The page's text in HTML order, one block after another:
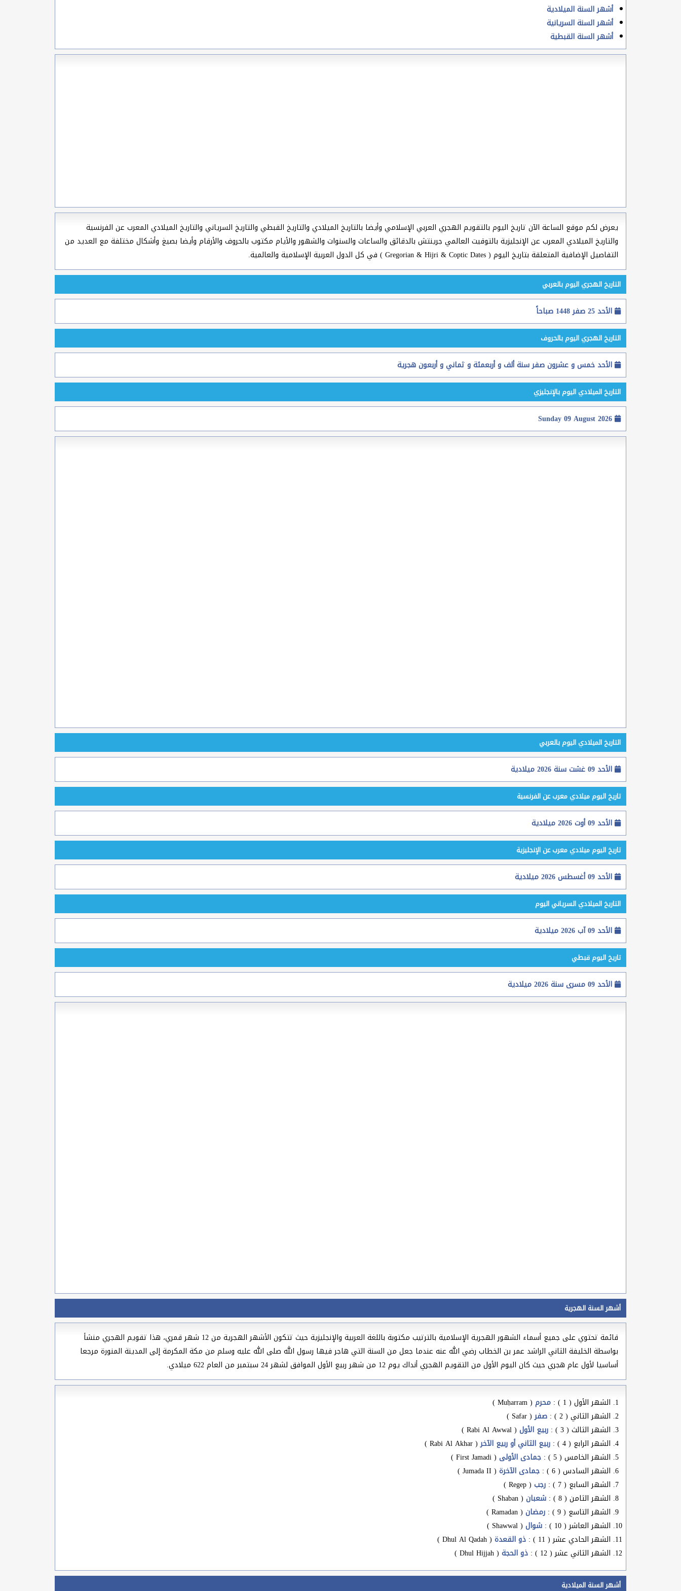
أشهر السنة الميلادية
أشهر السنة السريانية
أشهر السنة القبطية
يعرض لكم موقع الساعة الآن تاريخ اليوم بالتقويم الهجري العربي الإسلامي وأيضا بالتاريخ الميلادي والتاريخ القبطي والتاريخ السرياني والتاريخ الميلادي المعرب عن الفرنسية
والتاريخ الميلادي المعرب عن الإنجليزية بالتوقيت العالمي جرينتش بالدقائق والساعات والسنوات والشهور والأيام مكتوب بالحروف والأرقام وأيضا بصيغ وأشكال مختلفة مع العديد من
التفاصيل الإضافية المتعلقة بتاريخ اليوم ( Gregorian & Hijri & Coptic Dates ) في كل الدول العربية الإسلامية والعالمية.
التاريخ الهجري اليوم بالعربي
الأحد 25 صفر 1448 صباحاً
التاريخ الهجري اليوم بالحروف
الأحد خمس و عشرون صفر سنة ألف و أربعمئة و ثماني و أربعون هجرية
التاريخ الميلادي اليوم بالإنجليزي
Sunday 09 August 2026
التاريخ الميلادي اليوم بالعربي
الأحد 09 غشت سنة 2026 ميلادية
تاريخ اليوم ميلادي معرب عن الفرنسية
الأحد 09 أوت 2026 ميلادية
تاريخ اليوم ميلادي معرب عن الإنجليزية
الأحد 09 أغسطس 2026 ميلادية
التاريخ الميلادي السرياني اليوم
الأحد 09 آب 2026 ميلادية
تاريخ اليوم قبطي
الأحد 09 مسرى سنة 2026 ميلادية
أشهر السنة الهجرية
قائمة تحتوي على جميع أسماء الشهور الهجرية الإسلامية بالترتيب مكتوبة باللغة العربية والإنجليزية حيث تتكون الأشهر الهجرية من 12 شهر قمري، هذا تقويم الهجري منشأ
بواسطة الخليفة الثاني الراشد عمر بن الخطاب رضي الله عنه عندما جعل من السنة التي هاجر فيها رسول الله صلى الله عليه وسلم من مكة المكرمة إلى المدينة المنورة مرجعا
أساسيا لأول عام هجري حيث كان اليوم الأول من التقويم الهجري أنداك يوم 12 من شهر ربيع الأول الموافق لشهر 24 سبتمبر من العام 622 ميلادي.
الشهر الأول ( 1 ) : محرم( Muḥarram )
الشهر الثاني ( 2 ) :
صفر( Safar )
الشهر الثالث ( 3 ) :
ربيع الأول( Rabi Al Awwal )
الشهر الرابع ( 4 ) :
ربيع الثاني أو ربيع الآخر( Rabi Al Akhar )
الشهر الخامس ( 5 ) :
جمادى الأولى( First Jamadi )
الشهر السادس ( 6 ) :
جمادى الآخرة( Jumada II )
الشهر السابع ( 7 ) :
رجب( Regep )
الشهر الثامن ( 8 ) :
شعبان( Shaban )
الشهر التاسع ( 9 ) :
رمضان( Ramadan )
الشهر العاشر ( 10 ) :
شوال( Shawwal )
الشهر الحادي عشر ( 11 ) :
ذو القعدة( Dhul Al Qadah )
الشهر الثاني عشر ( 12 ) :
ذو الحجة( Dhul Hijjah )
أشهر السنة الميلادية